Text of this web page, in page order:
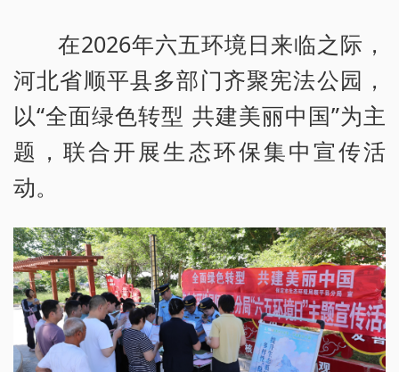
在2026年六五环境日来临之际，
河北省顺平县多部门齐聚宪法公园，
以“全面绿色转型 共建美丽中国”为主
题，联合开展生态环保集中宣传活
动。